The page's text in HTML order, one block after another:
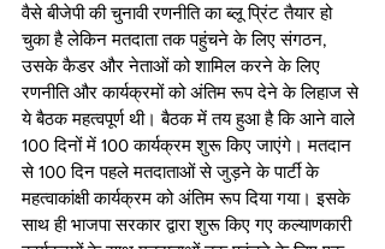
वैसे बीजेपी की चुनावी रणनीति का ब्लू प्रिंट तैयार हो
चुका है लेकिन मतदाता तक पहुंचने के लिए संगठन,
उसके कैडर और नेताओं को शामिल करने के लिए
रणनीति और कार्यक्रमों को अंतिम रूप देने के लिहाज से
ये बैठक महत्वपूर्ण थी। बैठक में तय हुआ है कि आने वाले
100 दिनों में 100 कार्यक्रम शुरू किए जाएंगे। मतदान
से 100 दिन पहले मतदाताओं से जुड़ने के पार्टी के
महत्वाकांक्षी कार्यक्रम को अंतिम रूप दिया गया। इसके
साथ ही भाजपा सरकार द्वारा शुरू किए गए कल्याणकारी